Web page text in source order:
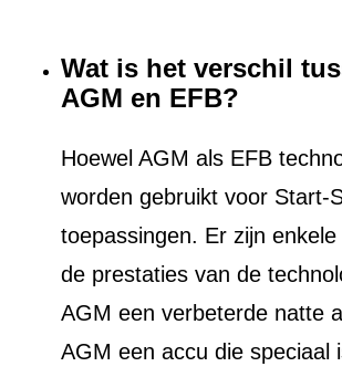
Wat is het verschil
AGM en EFB?
Hoewel AGM als EFB
worden gebruikt voor Start-
toepassingen. Er zijn
de prestaties van de
AGM een verbeterde natte
AGM een accu die speciaal